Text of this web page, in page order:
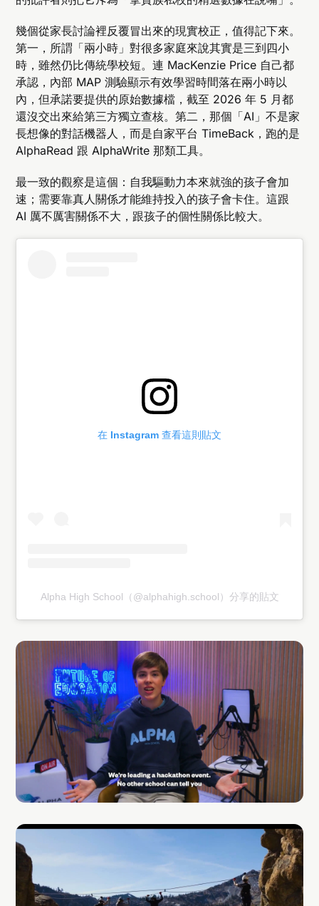
幾個從家長討論裡反覆冒出來的現實校正，值得記下來。
第一，所謂「兩小時」對很多家庭來說其實是三到四小
時，雖然仍比傳統學校短。連 MacKenzie Price 自己都
承認，內部 MAP 測驗顯示有效學習時間落在兩小時以
內，但承諾要提供的原始數據檔，截至 2026 年 5 月都
還沒交出來給第三方獨立查核。第二，那個「AI」不是家
長想像的對話機器人，而是自家平台 TimeBack，跑的是
AlphaRead 跟 AlphaWrite 那類工具。
最一致的觀察是這個：自我驅動力本來就強的孩子會加
速；需要靠真人關係才能維持投入的孩子會卡住。這跟
AI 厲不厲害關係不大，跟孩子的個性關係比較大。
在 Instagram 查看這則貼文
Alpha High School（@alphahigh.school）分享的貼文